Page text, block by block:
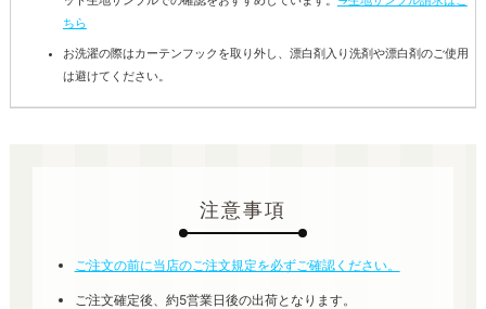
ちら
お洗濯の際はカーテンフックを取り外し、漂白剤入り洗剤や漂白剤のご使用
は避けてください。
注意事項
ご注文の前に当店のご注文規定を必ずご確認ください。
ご注文確定後、約5営業日後の出荷となります。